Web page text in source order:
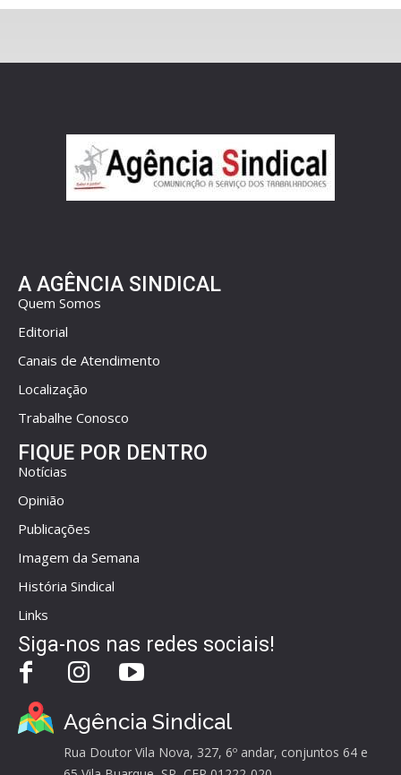
A AGÊNCIA SINDICAL
Quem Somos
Editorial
Canais de Atendimento
Localização
Trabalhe Conosco
FIQUE POR DENTRO
Notícias
Opinião
Publicações
Imagem da Semana
História Sindical
Links
Siga-nos nas redes sociais!
Agência Sindical
Rua Doutor Vila Nova, 327, 6º andar, conjuntos 64 e